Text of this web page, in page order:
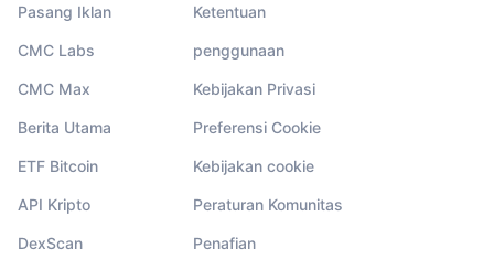
Pasang Iklan
CMC Labs
CMC Max
Berita Utama
ETF Bitcoin
API Kripto
DexScan
Ketentuan
penggunaan
Kebijakan Privasi
Preferensi Cookie
Kebijakan cookie
Peraturan Komunitas
Penafian